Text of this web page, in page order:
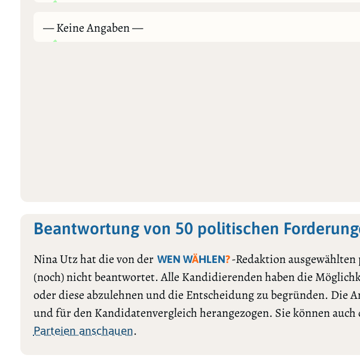
— Keine Angaben —
Beantwortung von 50 politischen
Nina Utz hat die von der WEN WÄHLEN?-Redaktion
(noch) nicht beantwortet. Alle Kandidierenden haben die
oder diese abzulehnen und die Entscheidung zu begründen.
und für den Kandidatenvergleich herangezogen. Sie können
Parteien anschauen.